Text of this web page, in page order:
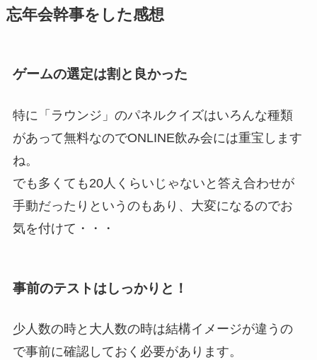
忘年会幹事をした感想
ゲームの選定は割と良かった
特に「ラウンジ」のパネルクイズはいろんな種類
があって無料なのでONLINE飲み会には重宝します
ね。
でも多くても20人くらいじゃないと答え合わせが
手動だったりというのもあり、大変になるのでお
気を付けて・・・
事前のテストはしっかりと！
少人数の時と大人数の時は結構イメージが違うの
で事前に確認しておく必要があります。